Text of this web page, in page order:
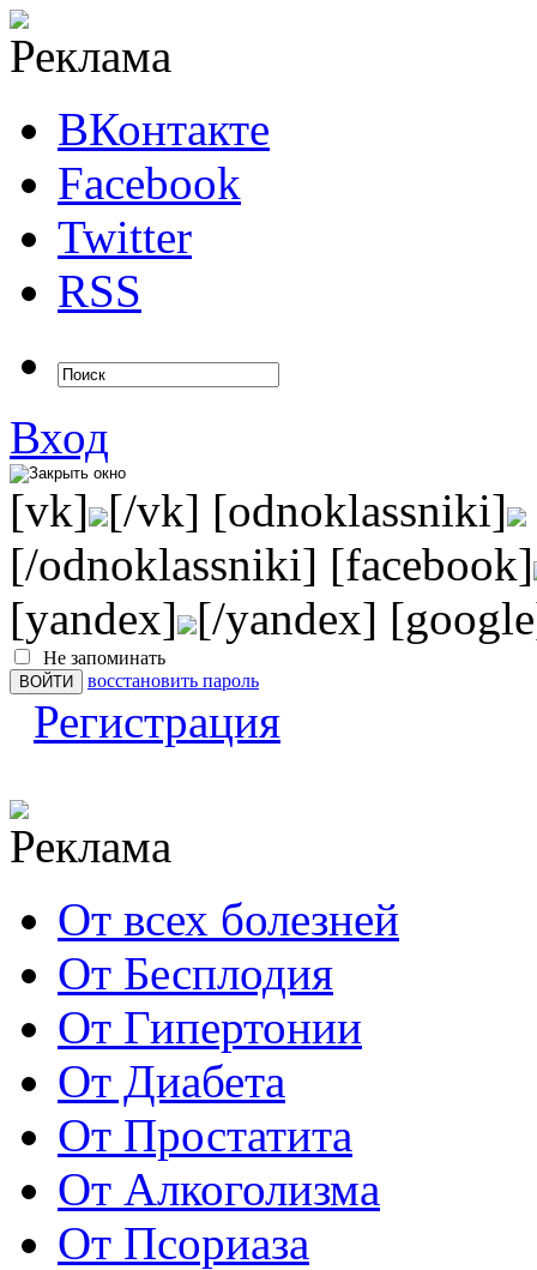
ВКонтакте
Facebook
Twitter
RSS
Вход
[vk] [/vk] [odnoklassniki]
[/odnoklassniki] [facebook]
[yandex] [/yandex]
Не запоминать
восстановить пароль
Регистрация
От всех болезней
От Бесплодия
От Гипертонии
От Диабета
От Простатита
От Алкоголизма
От Псориаза